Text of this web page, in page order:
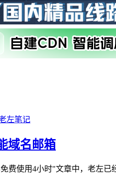
域名邮箱
费使用4小时"文章中，老左